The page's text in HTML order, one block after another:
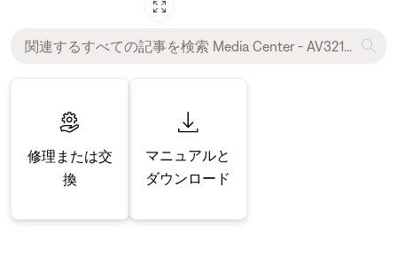
修理または交
換
マニュアルと
ダウンロード